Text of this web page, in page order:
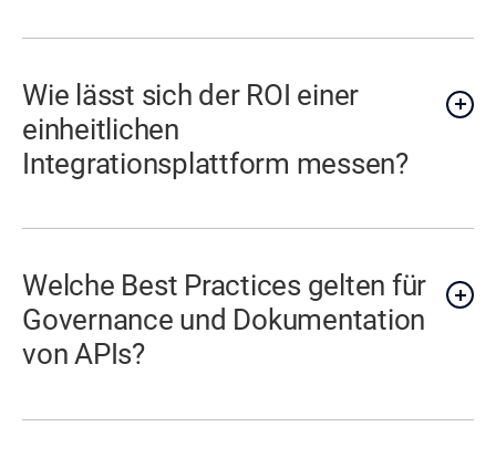
Wie lässt sich der ROI einer
einheitlichen
Integrationsplattform messen?
Welche Best Practices gelten für
Governance und Dokumentation
von APIs?